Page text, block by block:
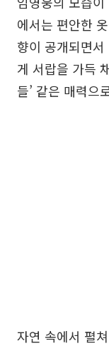
에서는 편안한
향이 공개되면
게 서랍을 가득
들’ 같은 매력으
자연 속에서 펼